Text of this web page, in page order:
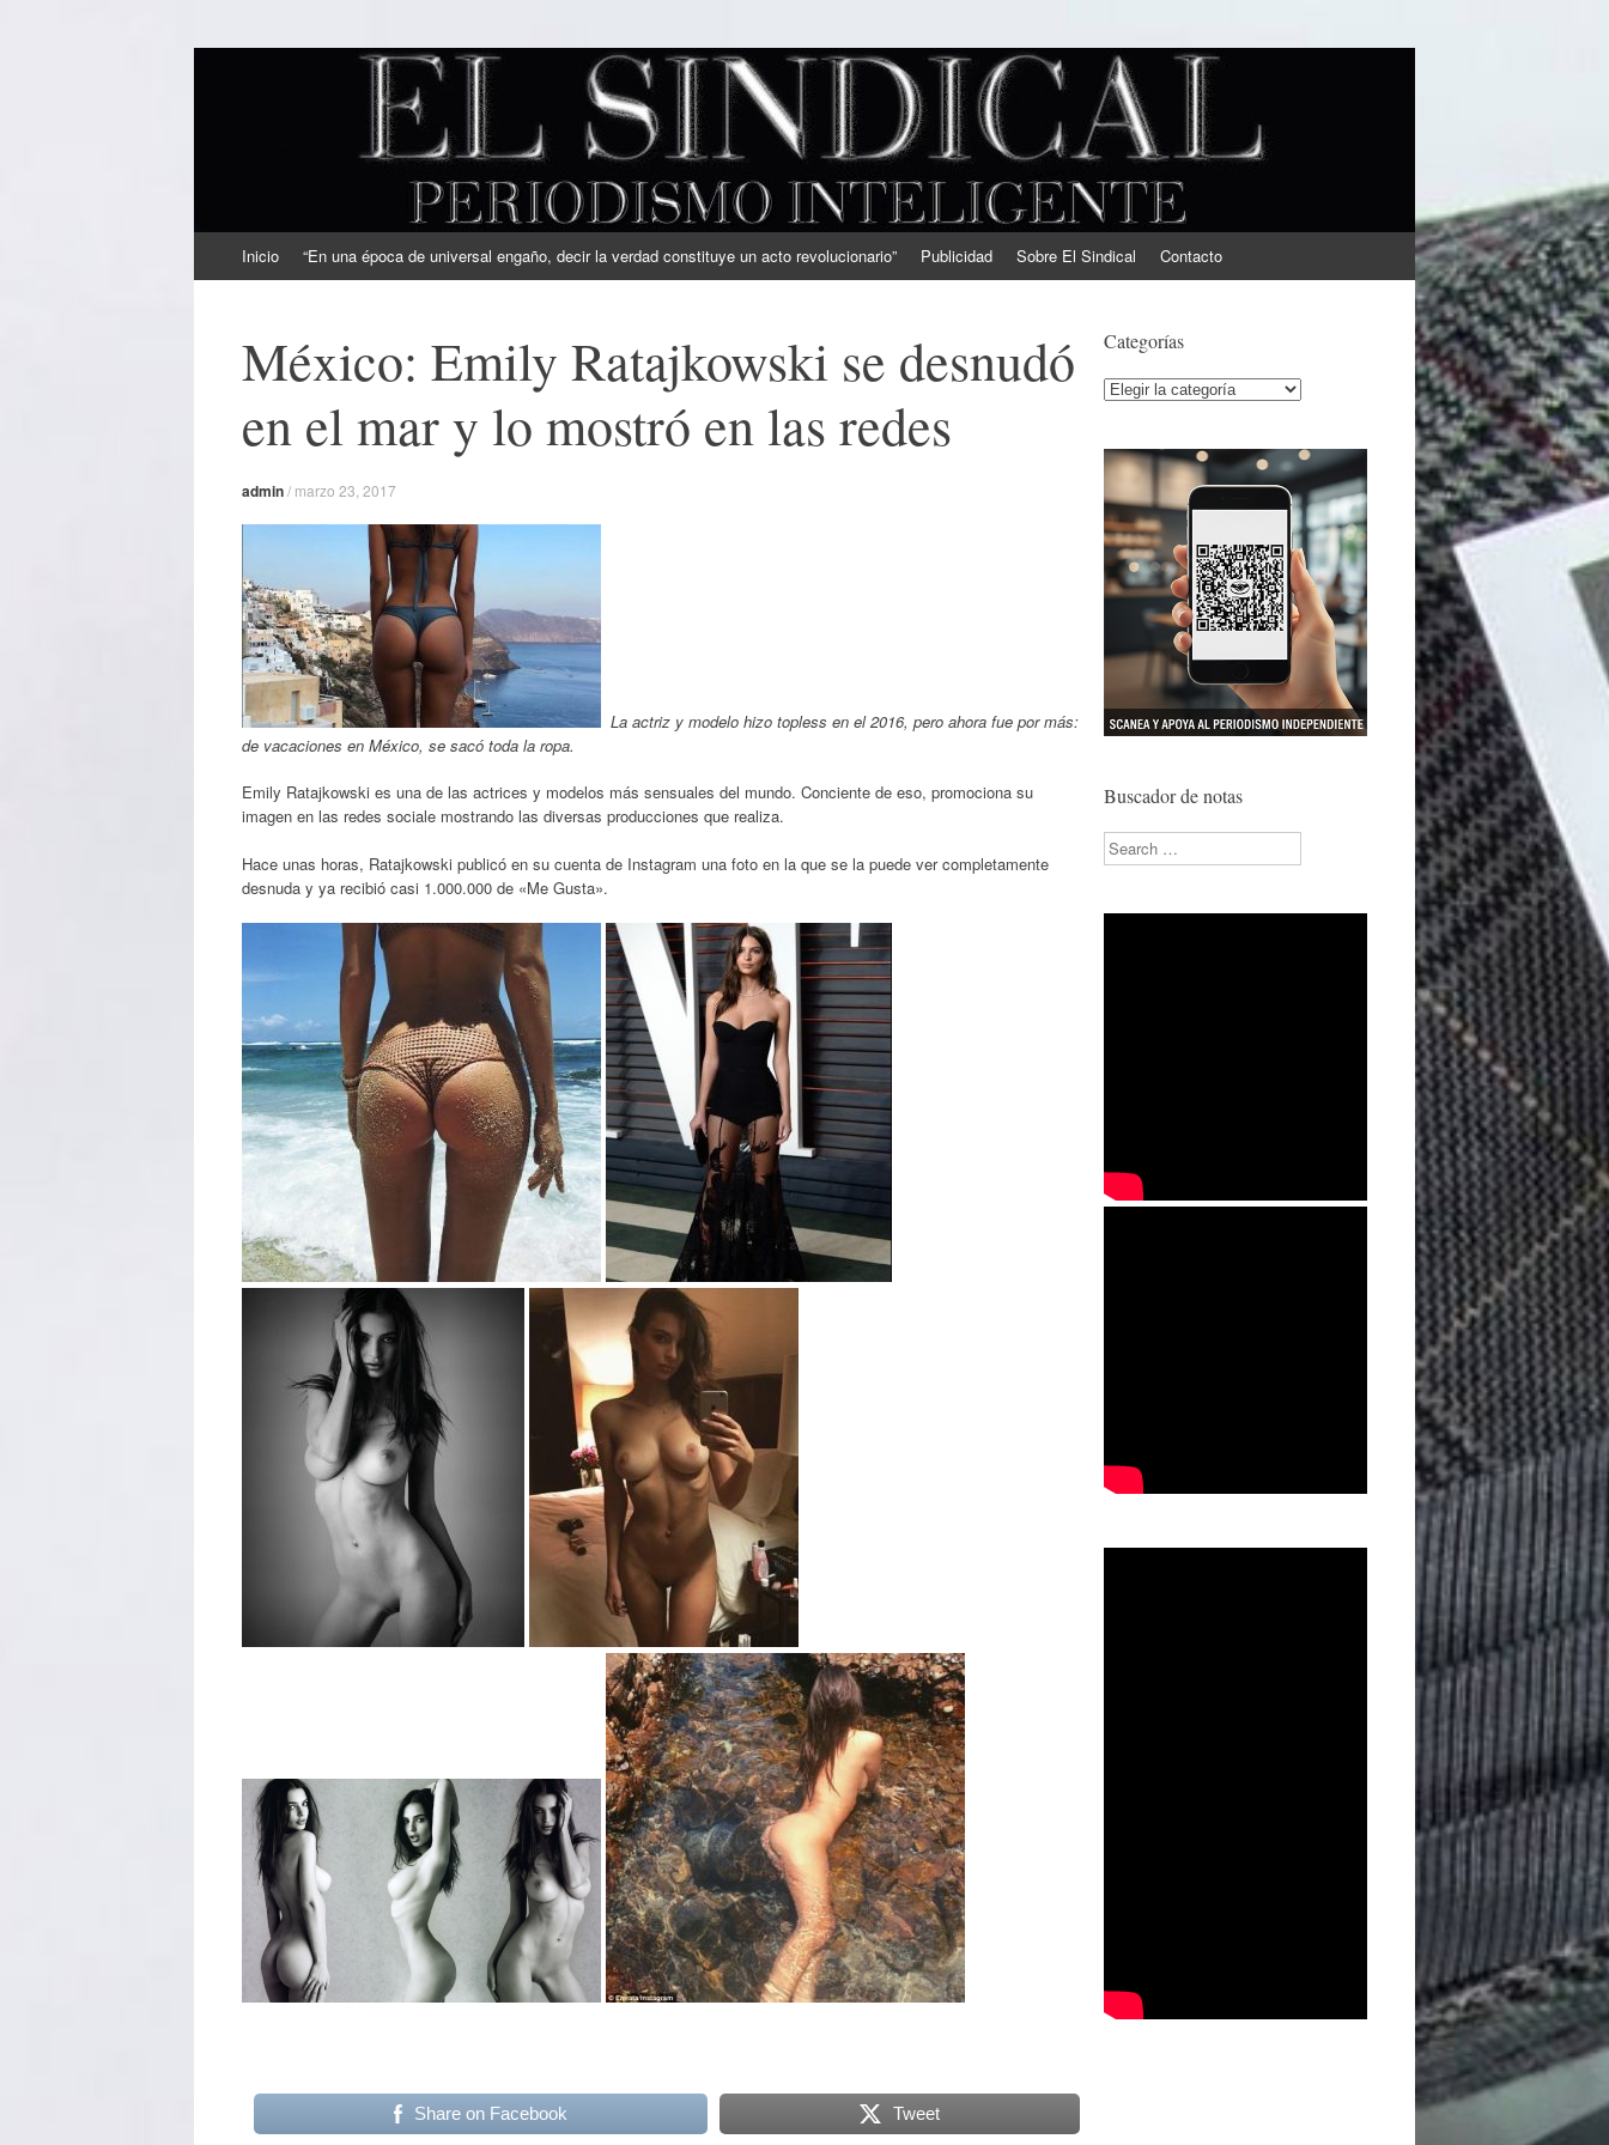
EL SINDICAL
Periodismo Inteligente
al
Inicio “En una época de universal engaño, decir la verdad constituye un acto revolucionario” Publicidad Sobre El Sindical Contacto
México: Emily Ratajkowski se desnudó
en el mar y lo mostró en las redes
admin/ marzo 23, 2017
La actriz y modelo hizo topless en el 2016, pero ahora fue por más:
de vacaciones en México, se sacó toda la ropa.
Emily Ratajkowski es una de las actrices y modelos más sensuales del mundo. Conciente de eso, promociona su
imagen en las redes sociale mostrando las diversas producciones que realiza.
Hace unas horas, Ratajkowski publicó en su cuenta de Instagram una foto en la que se la puede ver completamente
desnuda y ya recibió casi 1.000.000 de «Me Gusta».
Share on Facebook Tweet
Categorías
Categorías
Buscador de notas
Search